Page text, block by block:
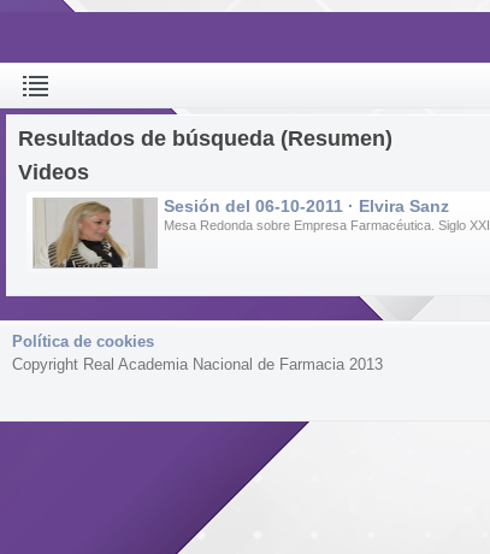
Resultados de búsqueda (Resumen)
Videos
Sesión del 06-10-2011 · Elvira Sanz
Mesa Redonda sobre Empresa Farmacéutica. Siglo XXI
Política de cookies
Copyright Real Academia Nacional de Farmacia 2013